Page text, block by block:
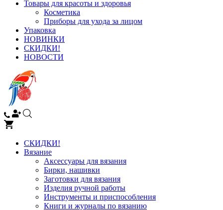
Товары для красоты и здоровья
Косметика
Приборы для ухода за лицом
Упаковка
НОВИНКИ
СКИДКИ!
НОВОСТИ
СКИДКИ!
Вязание
Аксессуары для вязания
Бирки, нашивки
Заготовки для вязания
Изделия ручной работы
Инструменты и приспособления
Книги и журналы по вязанию